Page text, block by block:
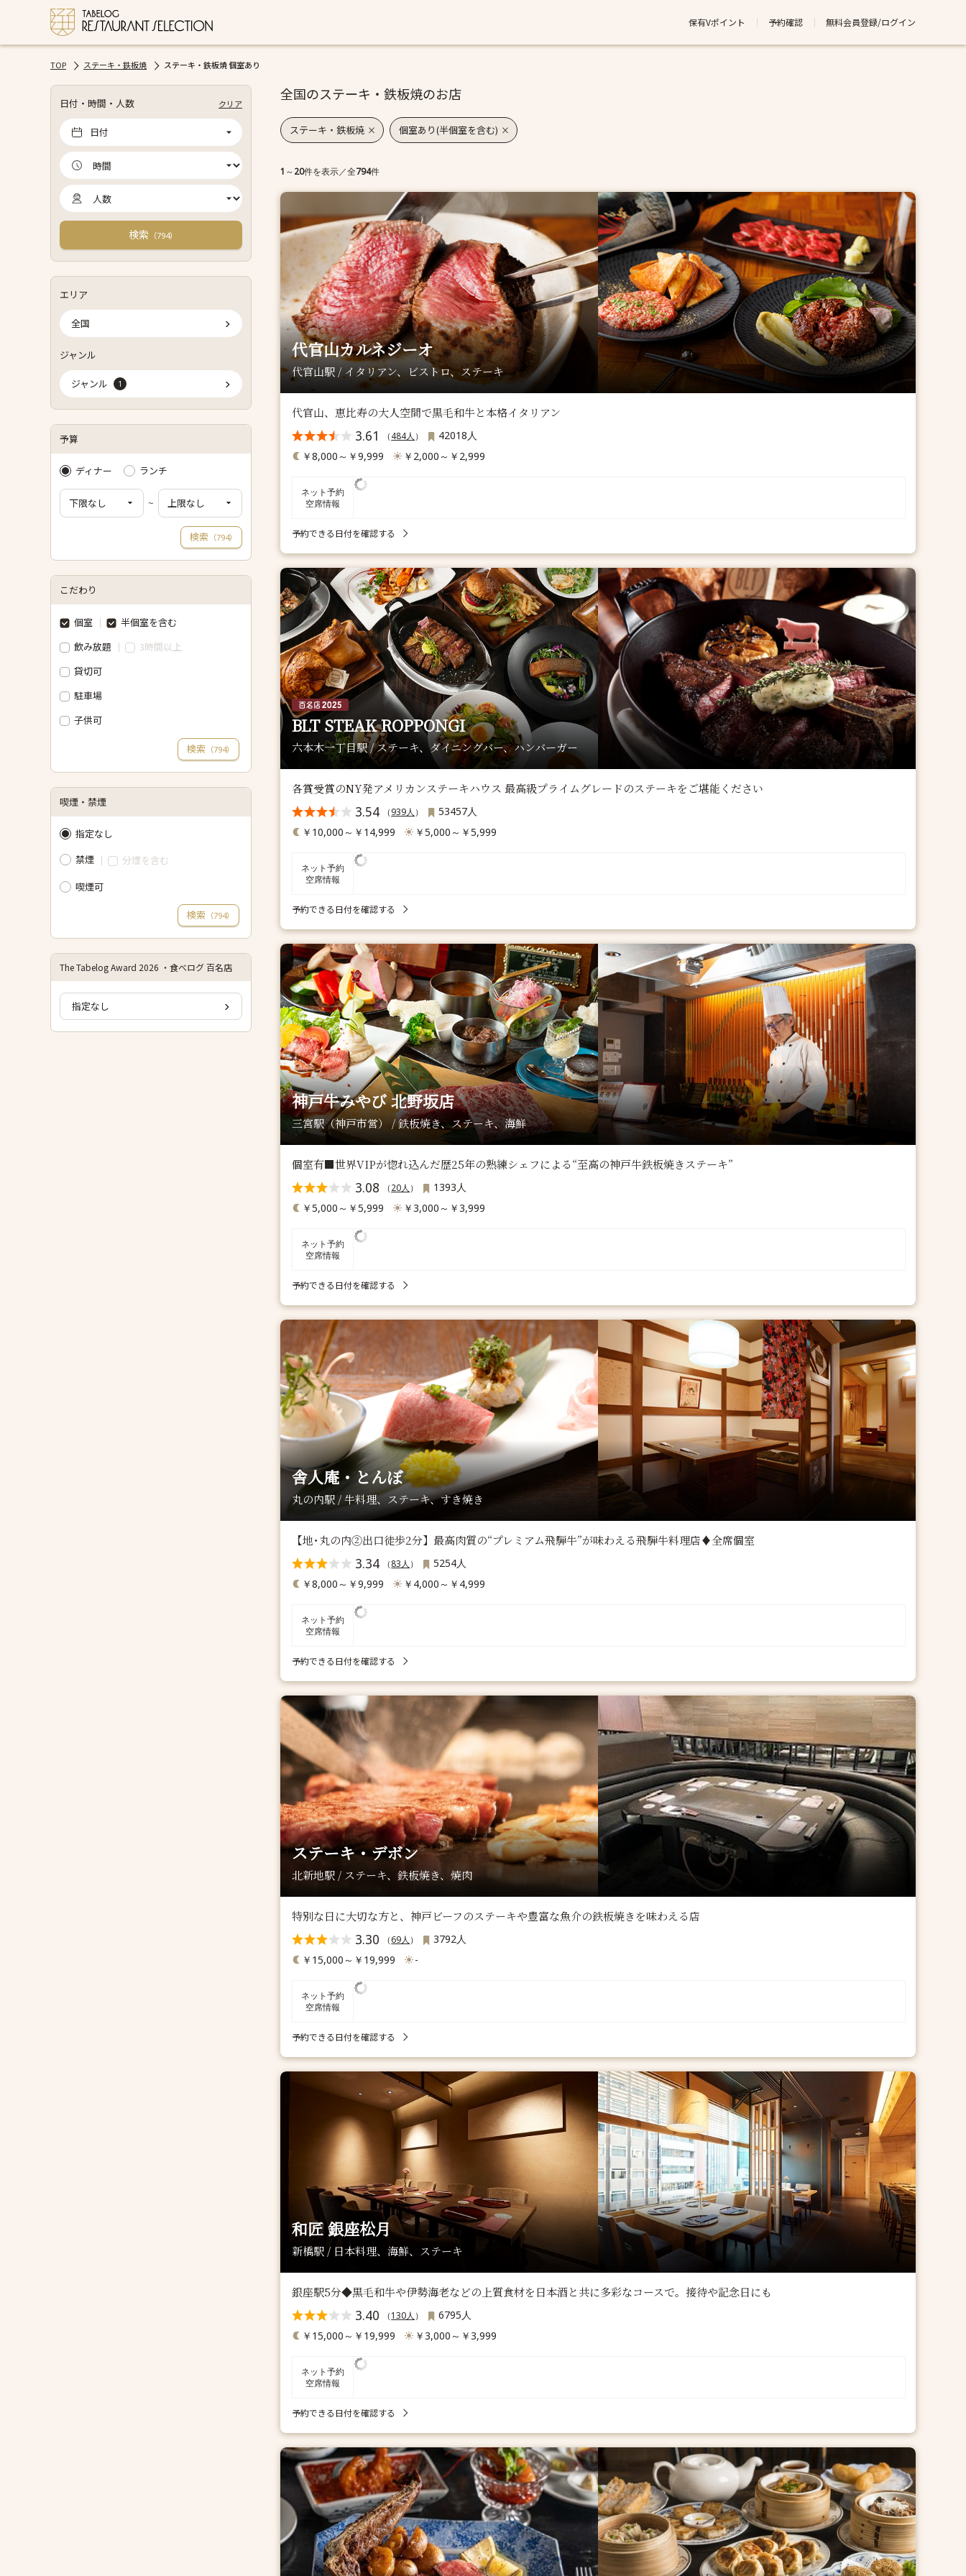
保有Vポイント 予約確認 無料会員登録/ログイン
TOP ステーキ・鉄板焼 ステーキ・鉄板焼 個室あり
日付・時間・人数 クリア
日付
検索 （794）
エリア
全国
ジャンル
ジャンル 1
予算
ディナー ランチ
~
検索 （794）
こだわり
個室
半個室を含む
飲み放題
3時間以上
貸切可
駐車場
子供可
検索 （794）
喫煙・禁煙
指定なし
禁煙
分煙を含む
喫煙可
検索 （794）
The Tabelog Award 2026 ・食べログ 百名店
指定なし
全国のステーキ・鉄板焼のお店
ステーキ・鉄板焼 個室あり(半個室を含む)
1 ～20件を表示／全794件
代官山カルネジーオ
代官山駅 / イタリアン、ビストロ、ステーキ
代官山、恵比寿の大人空間で黒毛和牛と本格イタリアン
3.61 （484人 ）
42018人
￥8,000～￥9,999
￥2,000～￥2,999
ネット予約
空席情報
予約できる日付を確認する
BLT STEAK ROPPONGI
六本木一丁目駅 / ステーキ、ダイニングバー、ハンバーガー
各賞受賞のNY発アメリカンステーキハウス 最高級プライムグレードのステーキをご堪能ください
3.54 （939人 ）
53457人
￥10,000～￥14,999
￥5,000～￥5,999
ネット予約
空席情報
予約できる日付を確認する
神戸牛みやび 北野坂店
三宮駅（神戸市営） / 鉄板焼き、ステーキ、海鮮
個室有■世界VIPが惚れ込んだ歴25年の熟練シェフによる“至高の神戸牛鉄板焼きステーキ”
3.08 （20人 ）
1393人
￥5,000～￥5,999
￥3,000～￥3,999
ネット予約
空席情報
予約できる日付を確認する
舎人庵・とんぼ
丸の内駅 / 牛料理、ステーキ、すき焼き
【地･丸の内②出口徒歩2分】最高肉質の“プレミアム飛騨牛”が味わえる飛騨牛料理店♦全席個室
3.34 （83人 ）
5254人
￥8,000～￥9,999
￥4,000～￥4,999
ネット予約
空席情報
予約できる日付を確認する
ステーキ・デボン
北新地駅 / ステーキ、鉄板焼き、焼肉
特別な日に大切な方と、神戸ビーフのステーキや豊富な魚介の鉄板焼きを味わえる店
3.30 （69人 ）
3792人
￥15,000～￥19,999
-
ネット予約
空席情報
予約できる日付を確認する
和匠 銀座松月
新橋駅 / 日本料理、海鮮、ステーキ
銀座駅5分◆黒毛和牛や伊勢海老などの上質食材を日本酒と共に多彩なコースで。接待や記念日にも
3.40 （130人 ）
6795人
￥15,000～￥19,999
￥3,000～￥3,999
ネット予約
空席情報
予約できる日付を確認する